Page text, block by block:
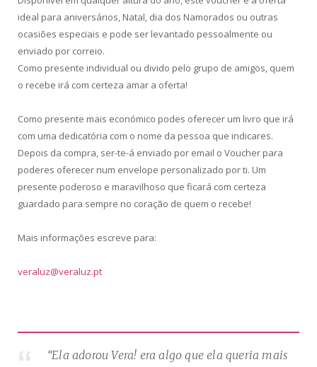
ideal para aniversários, Natal, dia dos Namorados ou outras
ocasiões especiais e pode ser levantado pessoalmente ou
enviado por correio.
Como presente individual ou divido pelo grupo de amigos, quem
o recebe irá com certeza amar a oferta!
Como presente mais económico podes oferecer um livro que irá
com uma dedicatória com o nome da pessoa que indicares.
Depois da compra, ser-te-á enviado por email o Voucher para
poderes oferecer num envelope personalizado por ti. Um
presente poderoso e maravilhoso que ficará com certeza
guardado para sempre no coração de quem o recebe!
Mais informações escreve para:
veraluz@veraluz.pt
“Ela adorou Vera! era algo que ela queria mais